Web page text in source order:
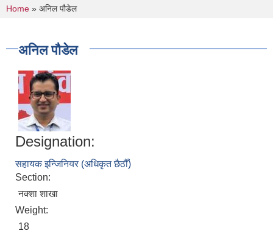
You are here
Home » अनिल पौडेल
अनिल पौडेल
Designation:
सहायक इन्जिनियर (अधिकृत छैठौँ)
Section:
नक्शा शाखा
Weight:
18